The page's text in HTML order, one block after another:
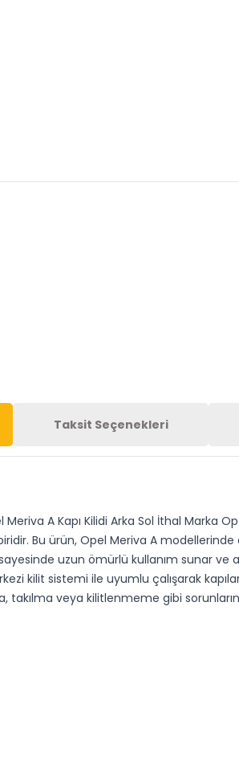
Taksit Seçenekleri
Meriva A Kapı Kilidi Arka Sol İthal
Bu ürün, Opel Meriva A modellerinde
uzun ömürlü kullanım sunar
kilit sistemi ile uyumlu çalışarak
takılma veya kilitlenmeme gibi